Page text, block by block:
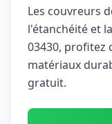
Les couvreurs
l'étanchéité et
03430, profitez
matériaux
gratuit.